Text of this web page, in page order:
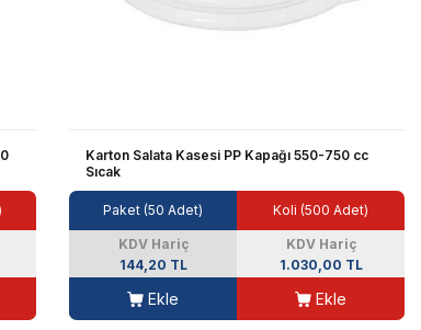
Karton Salata Kasesi PP Kapağı 550-750 cc
Sıcak
Paket (50 Adet)
KDV Hariç
144,20 TL
Ekle
Koli (500 Adet)
KDV Hariç
1.030,00 TL
Ekle